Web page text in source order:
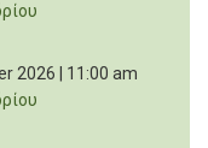
2026 | 11:00 am